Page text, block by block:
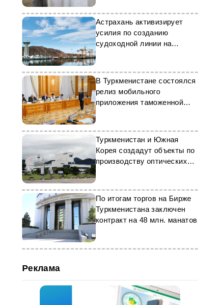
Астрахань активизирует
усилия по созданию
судоходной линии на
Каспии с Туркменистаном
В Туркменистане состоялся
релиз мобильного
приложения таможенной
службы
Туркменистан и Южная
Корея создадут объекты по
производству оптических
кабелей
По итогам торгов на Бирже
Туркменистана заключен
контракт на 48 млн. манатов
Реклама